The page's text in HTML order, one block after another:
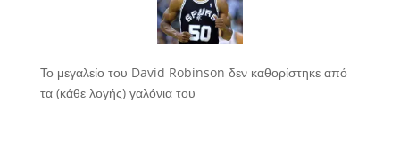
Το μεγαλείο του David Robinson δεν καθορίστηκε από
τα (κάθε λογής) γαλόνια του